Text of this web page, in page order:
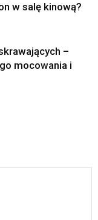
w salę kinową?
–
mocowania i